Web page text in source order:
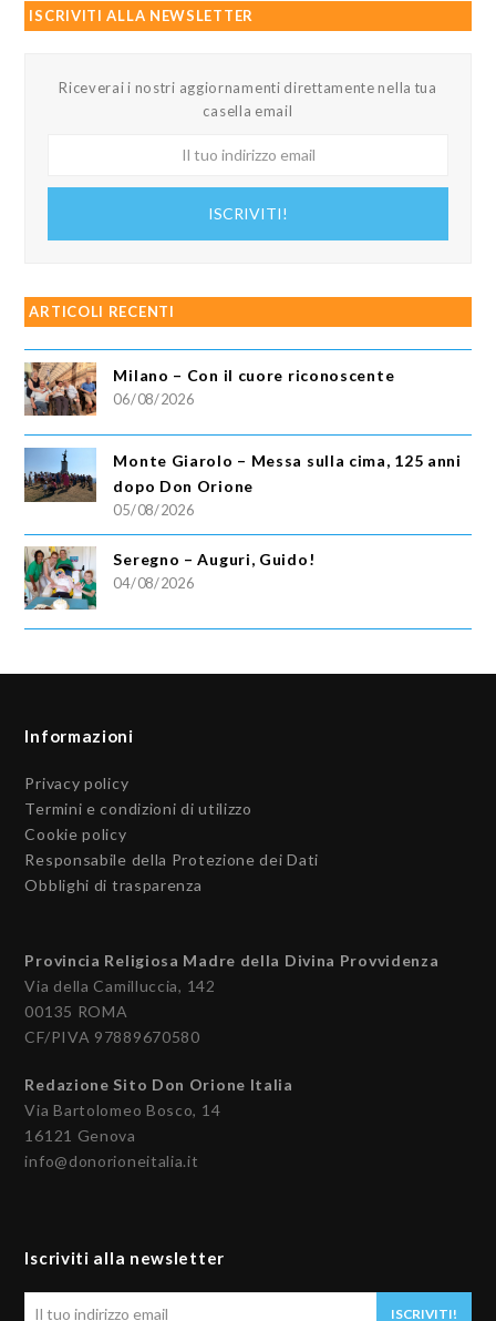
ISCRIVITI ALLA NEWSLETTER
Riceverai i nostri aggiornamenti direttamente nella tua
casella email
ISCRIVITI!
ARTICOLI RECENTI
Milano – Con il cuore riconoscente
06/08/2026
Monte Giarolo – Messa sulla cima, 125 anni
dopo Don Orione
05/08/2026
Seregno – Auguri, Guido!
04/08/2026
Informazioni
Privacy policy
Termini e condizioni di utilizzo
Cookie policy
Responsabile della Protezione dei Dati
Obblighi di trasparenza
Provincia Religiosa Madre della Divina Provvidenza
Via della Camilluccia, 142
00135 ROMA
CF/PIVA 97889670580
Redazione Sito Don Orione Italia
Via Bartolomeo Bosco, 14
16121 Genova
info@donorioneitalia.it
Iscriviti alla newsletter
ISCRIVITI!